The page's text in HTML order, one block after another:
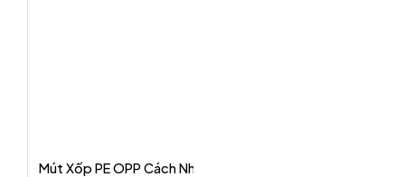
Mút Xốp PE OPP Cách Nhiệt 1 Keo 1 Bạc